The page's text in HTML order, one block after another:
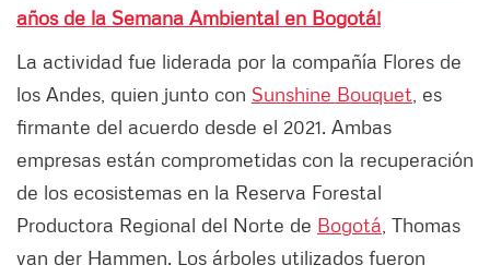
años de la Semana Ambiental en Bogotá!
La actividad fue liderada por la compañía Flores de
los Andes, quien junto con Sunshine Bouquet , es
firmante del acuerdo desde el 2021. Ambas
empresas están comprometidas con la recuperación
de los ecosistemas en la Reserva Forestal
Productora Regional del Norte de Bogotá , Thomas
van der Hammen. Los árboles utilizados fueron